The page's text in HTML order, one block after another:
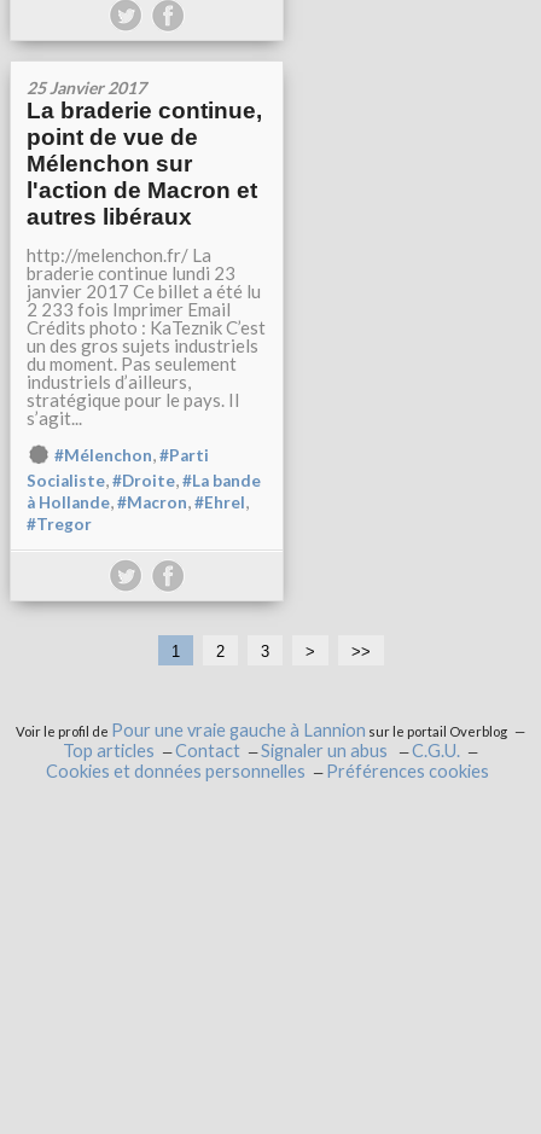
25 Janvier 2017
La braderie continue,
point de vue de
Mélenchon sur
l'action de Macron et
autres libéraux
http://melenchon.fr/ La
braderie continue lundi 23
janvier 2017 Ce billet a été lu
2 233 fois Imprimer Email
Crédits photo : KaTeznik C’est
un des gros sujets industriels
du moment. Pas seulement
industriels d’ailleurs,
stratégique pour le pays. Il
s’agit...
#Mélenchon,#Parti
Socialiste,#Droite,#La bande
à Hollande,#Macron,#Ehrel,
#Tregor
1 2 3 > >>
Voir le profil de Pour une vraie gauche à Lannion sur le portail Overblog
Top articles Contact Signaler un abus
C.G.U.
Cookies et données personnelles
Préférences cookies